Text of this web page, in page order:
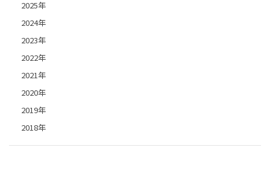
2025年
2024年
2023年
2022年
2021年
2020年
2019年
2018年